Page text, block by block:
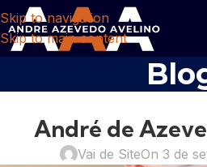
Skip to navigation
Skip to main content
André de
Vai de SiteOn 3 de